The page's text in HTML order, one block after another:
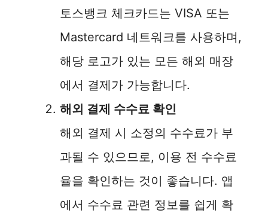
토스뱅크 체크카드는 VISA 또는
Mastercard 네트워크를 사용하며,
해당 로고가 있는 모든 해외 매장
에서 결제가 가능합니다.
해외 결제 수수료 확인
해외 결제 시 소정의 수수료가 부
과될 수 있으므로, 이용 전 수수료
율을 확인하는 것이 좋습니다. 앱
에서 수수료 관련 정보를 쉽게 확